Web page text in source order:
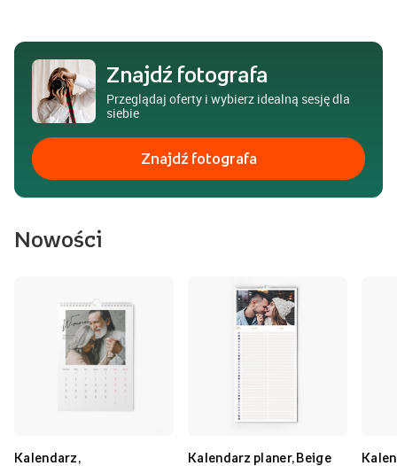
Znajdź fotografa
Przeglądaj oferty i wybierz idealną sesję dla
siebie
Znajdź fotografa
Nowości
Kalendarz,
Kalendarz planer, Beige